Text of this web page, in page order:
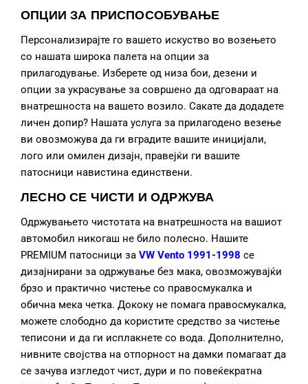
ОПЦИИ ЗА ПРИСПОСОБУВАЊЕ
Персонализирајте го вашето искуство во возењето
со нашата широка палета на опции за
прилагодување. Изберете од низа бои, дезени и
опции за украсување за совршено да одговараат на
внатрешноста на вашето возило. Сакате да додадете
личен допир? Нашата услуга за прилагодено везење
ви овозможува да ги вградите вашите иницијали,
лого или омилен дизајн, правејќи ги вашите
патосници навистина единствени.
ЛЕСНО СЕ ЧИСТИ И ОДРЖУВА
Одржувањето чистотата на внатрешноста на вашиот
автомобил никогаш не било полесно. Нашите
PREMIUM патосници за VW Vento 1991-1998 се
дизајнирани за одржување без мака, овозможувајќи
брзо и практично чистење со правосмукалка и
обична мека четка. Дококу не помага правосмукалка,
можете слободно да користите средство за чистење
теписони и да ги исплакнете со вода. Дополнително,
нивните својства на отпорност на дамки помагаат да
се зачува изгледот чист, дури и по повеќекратна